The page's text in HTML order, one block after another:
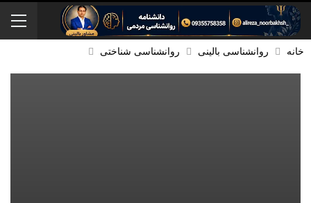
خانه روانشناسی بالینی روانشناسی شناختی